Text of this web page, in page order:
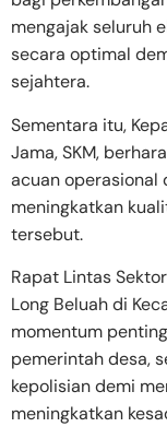
mengajak seluruh
secara optimal
sejahtera.
Sementara itu,
Jama, SKM,
acuan operasional
meningkatkan
tersebut.
Rapat Lintas
Long Beluah di
momentum
pemerintah desa,
kepolisian demi
meningkatkan